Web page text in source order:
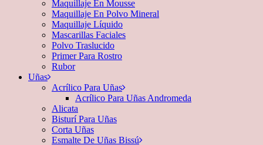
Maquillaje En Mousse
Maquillaje En Polvo Mineral
Maquillaje Líquido
Mascarillas Faciales
Polvo Traslucido
Primer Para Rostro
Rubor
Uñas
Acrílico Para Uñas
Acrílico Para Uñas Andromeda
Alicata
Bisturí Para Uñas
Corta Uñas
Esmalte De Uñas Bissú